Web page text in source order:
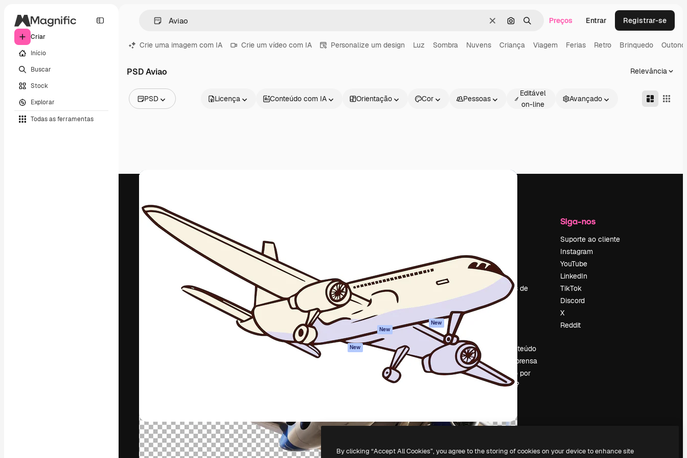
Criar
Início
Buscar
Stock
Explorar
Todas as ferramentas
LimparPesquisar por imagem
BuscarPreços Entrar Registrar-se
Crie uma imagem com IA Crie um vídeo com IA Personalize um design Luz Sombra Nuvens Criança Viagem Ferias Retro Brinquedo Outono
PSD Aviao Relevância
PSD
Vídeos
Ícones
Modelos 3D
Fontes
Licença Conteúdo com IA Orientação Cor Pessoas
Editável
on-line
Avançado
A plataforma criativa para você direcionar
seu melhor trabalho. Mais de 1 milhão de
assinantes entre criativos, empresas,
agências e estúdios.
Gerador de vídeos
Texto para voz
Conteúdo de stock
MCP para
Claude/ChatGPT
New
Agentes New
Atendimento
Termos e
privacidade
Originais New
Política de cookies
Central de
confiabilidade
Afiliados
Reviews
Emprego
Tendências de
pesquisa
Blog
Vender conteúdo
Sala de imprensa
Procurando por
magnific.ai?
Siga-nos
Suporte ao cliente
Instagram
YouTube
LinkedIn
TikTok
Discord
X
Reddit
Copyright © 2010-2026Freepik Company S.L.U. Todos os direitos reservados.
By clicking “Accept All Cookies”, you agree to the storing of cookies on your device to enhance site